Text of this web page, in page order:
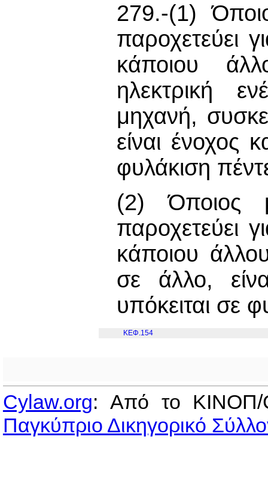
279.-(1)
παροχετεύει
κάποιου
ηλεκτρική
μηχανή,
είναι ένοχος
φυλάκιση
(2) Όποιος
παροχετεύει
κάποιου
σε άλλο,
υπόκειται σε
ΚΕΦ.154
Cylaw.org: Από το
Παγκύπριο Δικηγορικό